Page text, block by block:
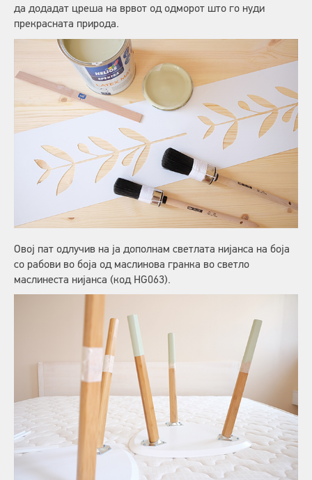
да додадат цреша на врвот од одморот што го нуди
прекрасната природа.
Овој пат одлучив на ја дополнам светлата нијанса на боја
со рабови во боја од маслинова гранка во светло
маслинеста нијанса (код HG063).